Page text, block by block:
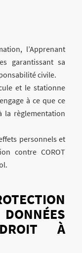
l’Apprenant
garantissant sa
civile.
et le stationne
à ce que ce
la règlementation
personnels et
contre COROT
DROIT À